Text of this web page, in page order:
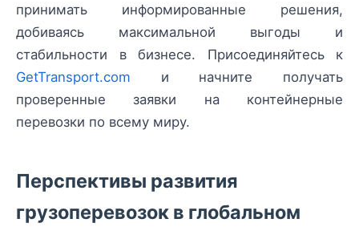
принимать информированные решения,
добиваясь максимальной выгоды и
стабильности в бизнесе. Присоединяйтесь к
GetTransport.com и начните получать
проверенные заявки на контейнерные
перевозки по всему миру.
Перспективы развития
грузоперевозок в глобальном